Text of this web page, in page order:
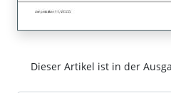
Dieser Artikel ist in der